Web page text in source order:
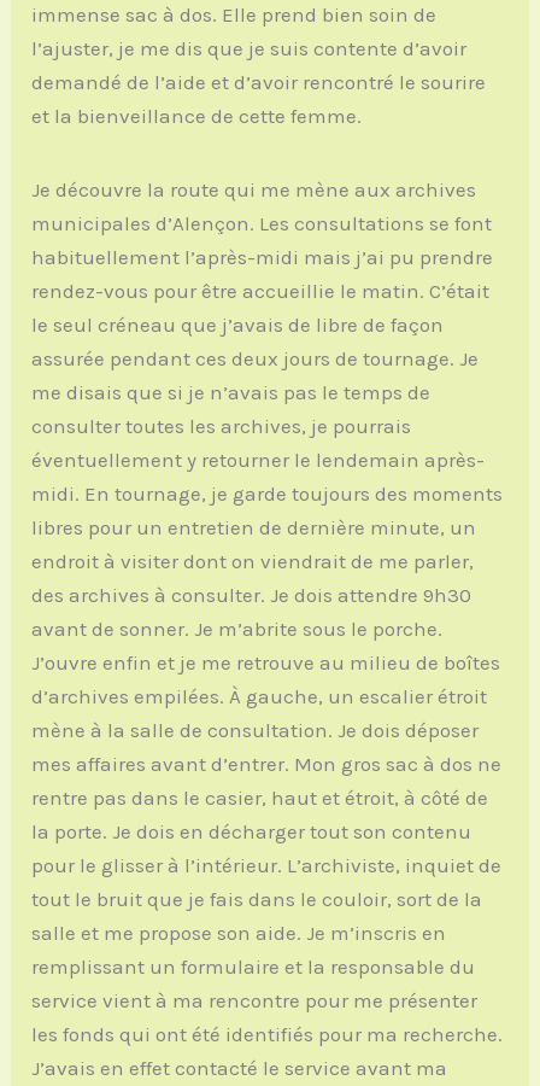
immense sac à dos. Elle prend bien soin de
l’ajuster, je me dis que je suis contente d’avoir
demandé de l’aide et d’avoir rencontré le sourire
et la bienveillance de cette femme.
Je découvre la route qui me mène aux archives
municipales d’Alençon. Les consultations se font
habituellement l’après-midi mais j’ai pu prendre
rendez-vous pour être accueillie le matin. C’était
le seul créneau que j’avais de libre de façon
assurée pendant ces deux jours de tournage. Je
me disais que si je n’avais pas le temps de
consulter toutes les archives, je pourrais
éventuellement y retourner le lendemain après-
midi. En tournage, je garde toujours des moments
libres pour un entretien de dernière minute, un
endroit à visiter dont on viendrait de me parler,
des archives à consulter. Je dois attendre 9h30
avant de sonner. Je m’abrite sous le porche.
J’ouvre enfin et je me retrouve au milieu de boîtes
d’archives empilées. À gauche, un escalier étroit
mène à la salle de consultation. Je dois déposer
mes affaires avant d’entrer. Mon gros sac à dos ne
rentre pas dans le casier, haut et étroit, à côté de
la porte. Je dois en décharger tout son contenu
pour le glisser à l’intérieur. L’archiviste, inquiet de
tout le bruit que je fais dans le couloir, sort de la
salle et me propose son aide. Je m’inscris en
remplissant un formulaire et la responsable du
service vient à ma rencontre pour me présenter
les fonds qui ont été identifiés pour ma recherche.
J’avais en effet contacté le service avant ma